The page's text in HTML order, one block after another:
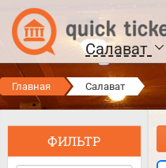
Салават
Главная Салават
ФИЛЬТР